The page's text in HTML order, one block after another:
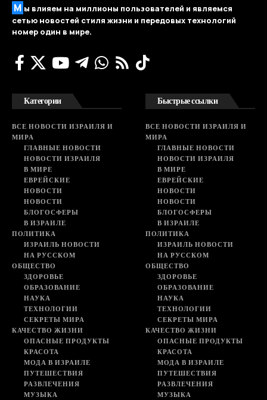
М ы влияем на миллионы пользователей и являемся
сетью новостей стиля жизни и передовых технологий
номер один в мире.
Категории
ВСЕ НОВОСТИ ИЗРАИЛЯ И
МИРА
ГЛАВНЫЕ НОВОСТИ
НОВОСТИ ИЗРАИЛЯ
В МИРЕ
ЕВРЕЙСКИЕ
НОВОСТИ
НОВОСТИ
БЛОГОСФЕРЫ
В ИЗРАИЛЕ
ПОЛИТИКА
ИЗРАИЛЬ НОВОСТИ
НА РУССКОМ
ОБЩЕСТВО
ЗДОРОВЬЕ
ОБРАЗОВАНИЕ
НАУКА
ТЕХНОЛОГИИ
СЕКРЕТЫ МИРА
КАЧЕСТВО ЖИЗНИ
ОПАСНЫЕ ПРОДУКТЫ
КРАСОТА
МОДА В ИЗРАИЛЕ
ПУТЕШЕСТВИЯ
РАЗВЛЕЧЕНИЯ
МУЗЫКА
Быстрые ссылки
ВСЕ НОВОСТИ ИЗРАИЛЯ И
МИРА
ГЛАВНЫЕ НОВОСТИ
НОВОСТИ ИЗРАИЛЯ
В МИРЕ
ЕВРЕЙСКИЕ
НОВОСТИ
НОВОСТИ
БЛОГОСФЕРЫ
В ИЗРАИЛЕ
ПОЛИТИКА
ИЗРАИЛЬ НОВОСТИ
НА РУССКОМ
ОБЩЕСТВО
ЗДОРОВЬЕ
ОБРАЗОВАНИЕ
НАУКА
ТЕХНОЛОГИИ
СЕКРЕТЫ МИРА
КАЧЕСТВО ЖИЗНИ
ОПАСНЫЕ ПРОДУКТЫ
КРАСОТА
МОДА В ИЗРАИЛЕ
ПУТЕШЕСТВИЯ
РАЗВЛЕЧЕНИЯ
МУЗЫКА